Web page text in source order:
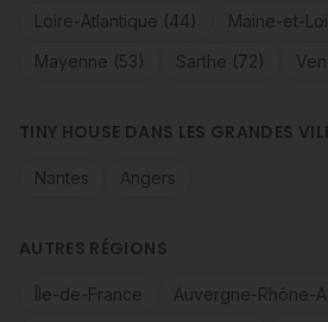
Loire-Atlantique (44)
Maine-et-
Mayenne (53)
Sarthe (72)
TINY HOUSE DANS LES GRANDES
Nantes Angers
AUTRES RÉGIONS
Île-de-France
Auvergne-Rhône-